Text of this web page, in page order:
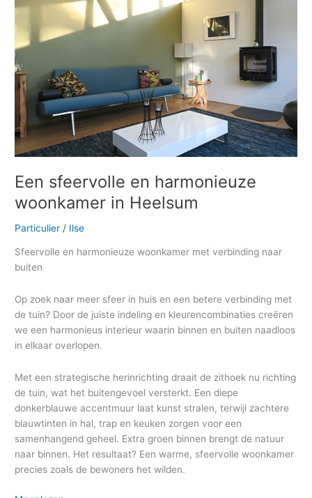
Een sfeervolle en harmonieuze
woonkamer in Heelsum
Particulier / Ilse
Sfeervolle en harmonieuze woonkamer met verbinding naar
buiten
Op zoek naar meer sfeer in huis en een betere verbinding met
de tuin? Door de juiste indeling en kleurencombinaties creëren
we een harmonieus interieur waarin binnen en buiten naadloos
in elkaar overlopen.
Met een strategische herinrichting draait de zithoek nu richting
de tuin, wat het buitengevoel versterkt. Een diepe
donkerblauwe accentmuur laat kunst stralen, terwijl zachtere
blauwtinten in hal, trap en keuken zorgen voor een
samenhangend geheel. Extra groen binnen brengt de natuur
naar binnen. Het resultaat? Een warme, sfeervolle woonkamer
precies zoals de bewoners het wilden.
harmonieuze
Heelsum